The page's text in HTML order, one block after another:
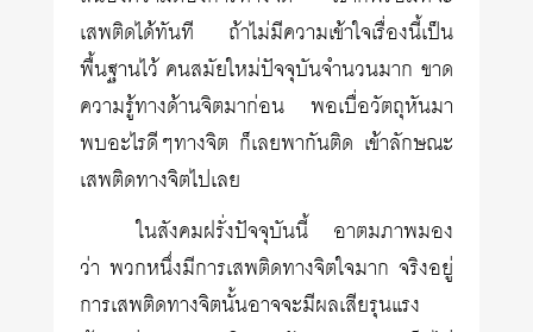
เสพติดได้ทันที ถ้าไม่มีความเข้าใจเรื่องนี้เป็น
พื้นฐานไว้ คนสมัยใหม่ปัจจุบันจำนวนมาก ขาด
ความรู้ทางด้านจิตมาก่อน พอเบื่อวัตถุหันมา
พบอะไรดีๆทางจิต ก็เลยพากันติด เข้าลักษณะ
เสพติดทางจิตไปเลย
ในสังคมฝรั่งปัจจุบันนี้ อาตมภาพมอง
ว่า พวกหนึ่งมีการเสพติดทางจิตใจมาก จริงอยู่
การเสพติดทางจิตนั้นอาจจะมีผลเสียรุนแรง